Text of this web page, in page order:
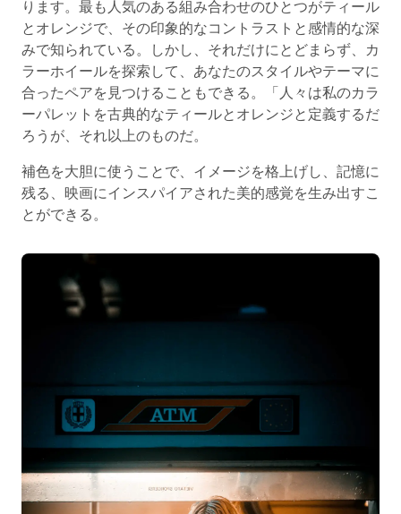
ります。最も人気のある組み合わせのひとつがティール
とオレンジで、その印象的なコントラストと感情的な深
みで知られている。しかし、それだけにとどまらず、カ
ラーホイールを探索して、あなたのスタイルやテーマに
合ったペアを見つけることもできる。「人々は私のカラ
ーパレットを古典的なティールとオレンジと定義するだ
ろうが、それ以上のものだ。
補色を大胆に使うことで、イメージを格上げし、記憶に
残る、映画にインスパイアされた美的感覚を生み出すこ
とができる。